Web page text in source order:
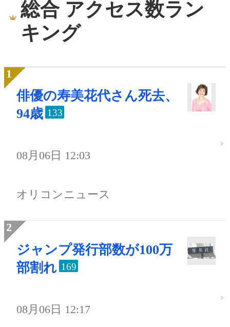
総合 アクセス数ラン
キング
俳優の寿美花代さん死去、
94歳 133
08月06日 12:03
オリコンニュース
ジャンプ発行部数が100万
部割れ 169
08月06日 12:17